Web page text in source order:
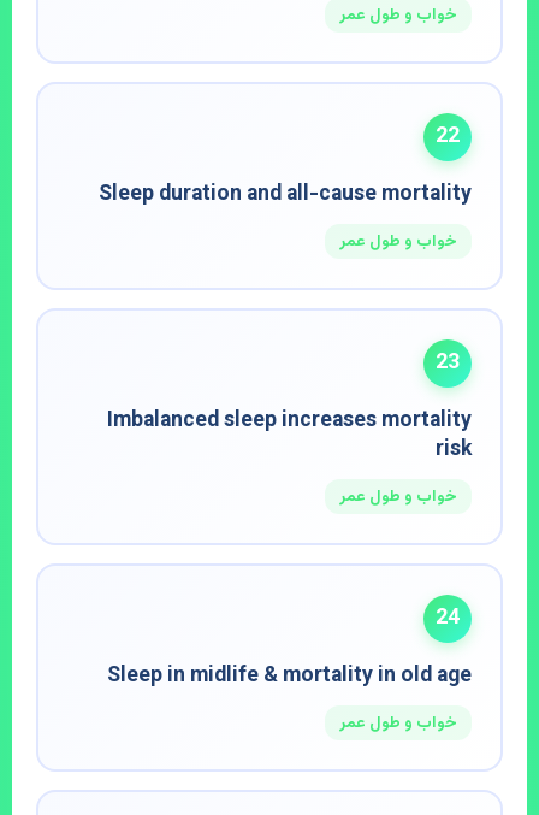
خواب و طول عمر
22
Sleep duration and all-cause mortality
خواب و طول عمر
23
Imbalanced sleep increases mortality
risk
خواب و طول عمر
24
Sleep in midlife & mortality in old age
خواب و طول عمر